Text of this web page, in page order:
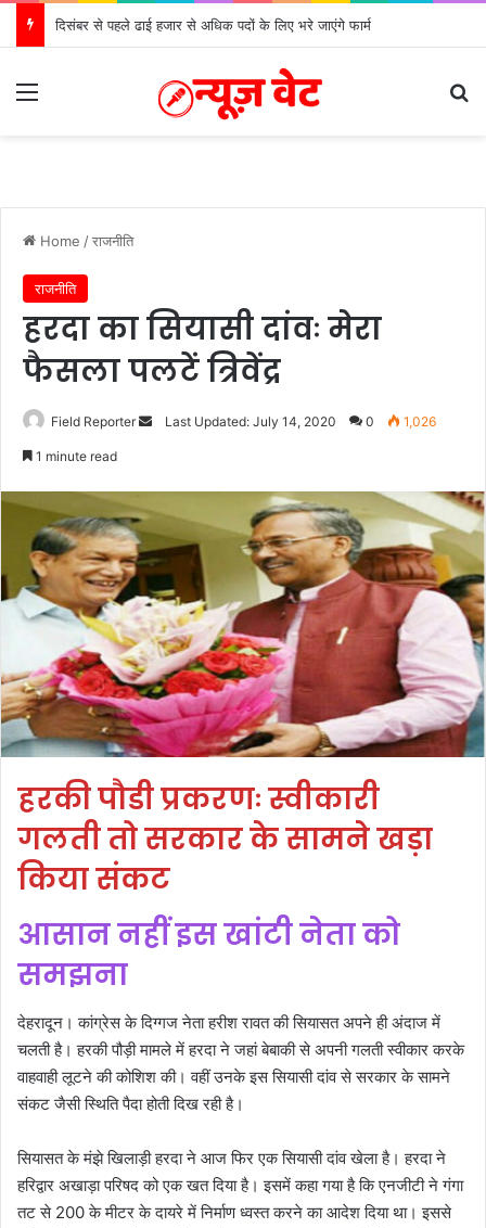
दिसंबर से पहले ढाई हजार से अधिक पदों के लिए भरे जाएंगे फार्म
Menu
Home /राजनीति
राजनीति
हरदा का सियासी दांवः मेरा
फैसला पलटें त्रिवेंद्र
Field Reporter
SendLast Updated: July 14, 2020 0 1,026
1 minute read
हरकी पौडी प्रकरणः स्वीकारी
गलती तो सरकार के सामने खड़ा
किया संकट
आसान नहीं इस खांटी नेता को
समझना
देहरादून। कांग्रेस के दिग्गज नेता हरीश रावत की सियासत अपने ही अंदाज में
चलती है। हरकी पौड़ी मामले में हरदा ने जहां बेबाकी से अपनी गलती स्वीकार करके
वाहवाही लूटने की कोशिश की। वहीं उनके इस सियासी दांव से सरकार के सामने
संकट जैसी स्थिति पैदा होती दिख रही है।
सियासत के मंझे खिलाड़ी हरदा ने आज फिर एक सियासी दांव खेला है। हरदा ने
हरिद्वार अखाड़ा परिषद को एक खत दिया है। इसमें कहा गया है कि एनजीटी ने गंगा
तट से 200 के मीटर के दायरे में निर्माण ध्वस्त करने का आदेश दिया था। इससे